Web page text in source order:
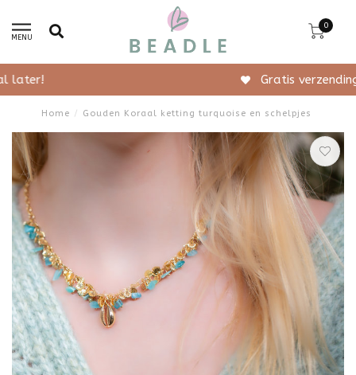
MENU
0
Gratis verzending vanaf 50,-
Home / Gouden Koraal ketting turquoise en schelpjes